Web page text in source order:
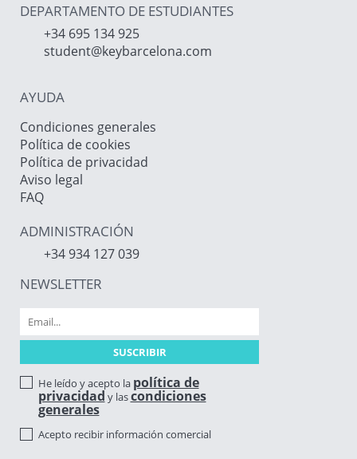
DEPARTAMENTO DE ESTUDIANTES
+34 695 134 925
student@keybarcelona.com
AYUDA
Condiciones generales
Política de cookies
Política de privacidad
Aviso legal
FAQ
ADMINISTRACIÓN
+34 934 127 039
NEWSLETTER
He leído y acepto la política de
privacidad y lascondiciones
generales
Acepto recibir información comercial